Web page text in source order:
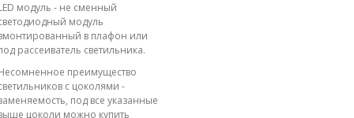
модуль - не сменный
модуль
в плафон или
рассеиватель светильника.
преимущество
с цоколями -
под все указанные
цоколи можно купить